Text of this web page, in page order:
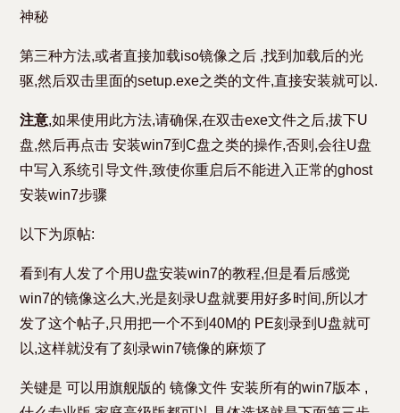
神秘
第三种方法,或者直接加载iso镜像之后 ,找到加载后的光
驱,然后双击里面的setup.exe之类的文件,直接安装就可以.
注意,如果使用此方法,请确保,在双击exe文件之后,拔下U
盘,然后再点击 安装win7到C盘之类的操作,否则,会往U盘
中写入系统引导文件,致使你重启后不能进入正常的ghost
安装win7步骤
以下为原帖:
看到有人发了个用U盘安装win7的教程,但是看后感觉
win7的镜像这么大,光是刻录U盘就要用好多时间,所以才
发了这个帖子,只用把一个不到40M的 PE刻录到U盘就可
以,这样就没有了刻录win7镜像的麻烦了
关键是 可以用旗舰版的 镜像文件 安装所有的win7版本 ,